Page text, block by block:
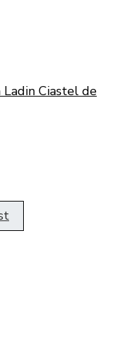
Ciastel de